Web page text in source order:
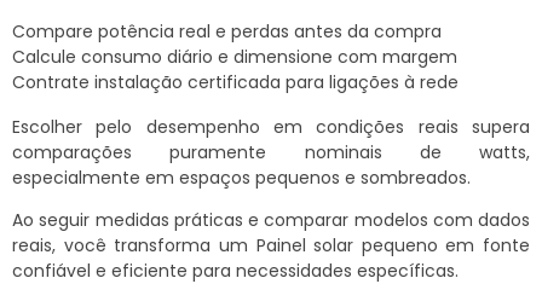
Compare potência real e perdas antes da compra
Calcule consumo diário e dimensione com margem
Contrate instalação certificada para ligações à rede
Escolher pelo desempenho em condições reais supera
comparações puramente nominais de watts,
especialmente em espaços pequenos e sombreados.
Ao seguir medidas práticas e comparar modelos com dados
reais, você transforma um Painel solar pequeno em fonte
confiável e eficiente para necessidades específicas.